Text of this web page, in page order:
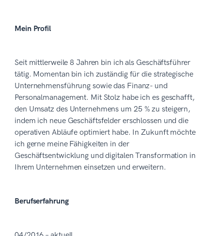
Mein Profil
Seit mittlerweile 8 Jahren bin ich als Geschäftsführer
tätig. Momentan bin ich zuständig für die strategische
Unternehmensführung sowie das Finanz- und
Personalmanagement. Mit Stolz habe ich es geschafft,
den Umsatz des Unternehmens um 25 % zu steigern,
indem ich neue Geschäftsfelder erschlossen und die
operativen Abläufe optimiert habe. In Zukunft möchte
ich gerne meine Fähigkeiten in der
Geschäftsentwicklung und digitalen Transformation in
Ihrem Unternehmen einsetzen und erweitern.
Berufserfahrung